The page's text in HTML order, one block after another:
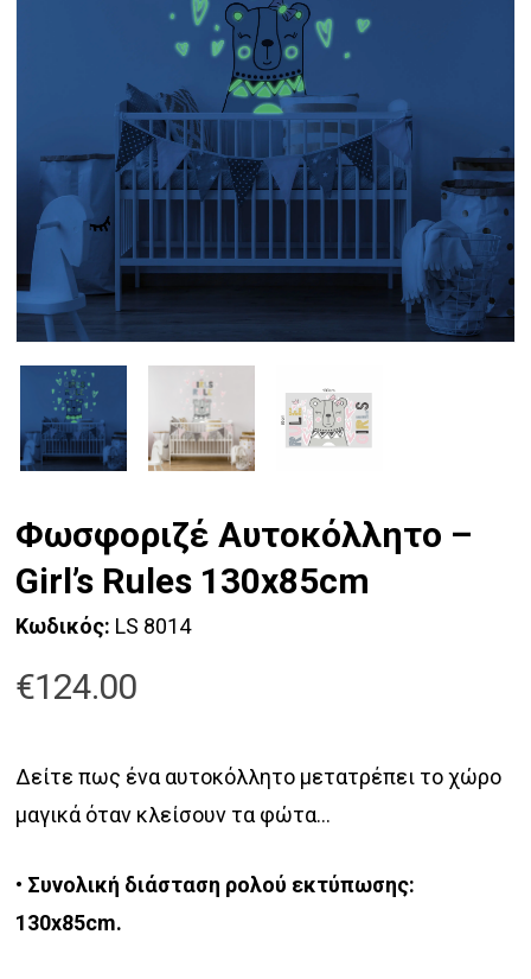
Φωσφοριζέ Αυτοκόλλητο –
Girl’s Rules 130x85cm
Κωδικός: LS 8014
€124.00
Δείτε πως ένα αυτοκόλλητο μετατρέπει το χώρο
μαγικά όταν κλείσουν τα φώτα…
• Συνολική διάσταση ρολού εκτύπωσης:
130x85cm.